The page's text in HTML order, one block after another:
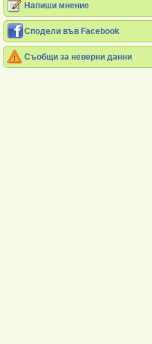
Напиши мнение
Сподели във Facebook
Съобщи за неверни данни